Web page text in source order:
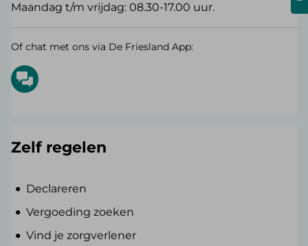
Maandag t/m vrijdag: 08.30-17.00 uur.
Of chat met ons via De Friesland App:
Zelf regelen
Declareren
Vergoeding zoeken
Vind je zorgverlener